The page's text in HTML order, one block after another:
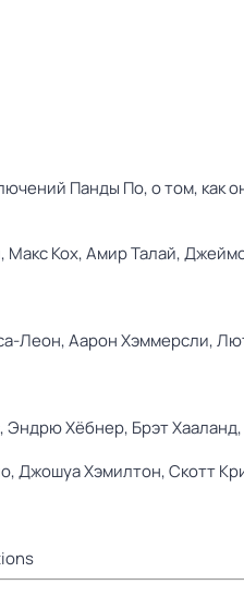
Панды По, о том, как
Макс Кох,Амир Талай,
Леон,Аарон Хэммерсли,
Эндрю Хёбнер, Брэт Хааланд,
Джошуа Хэмилтон,Скотт